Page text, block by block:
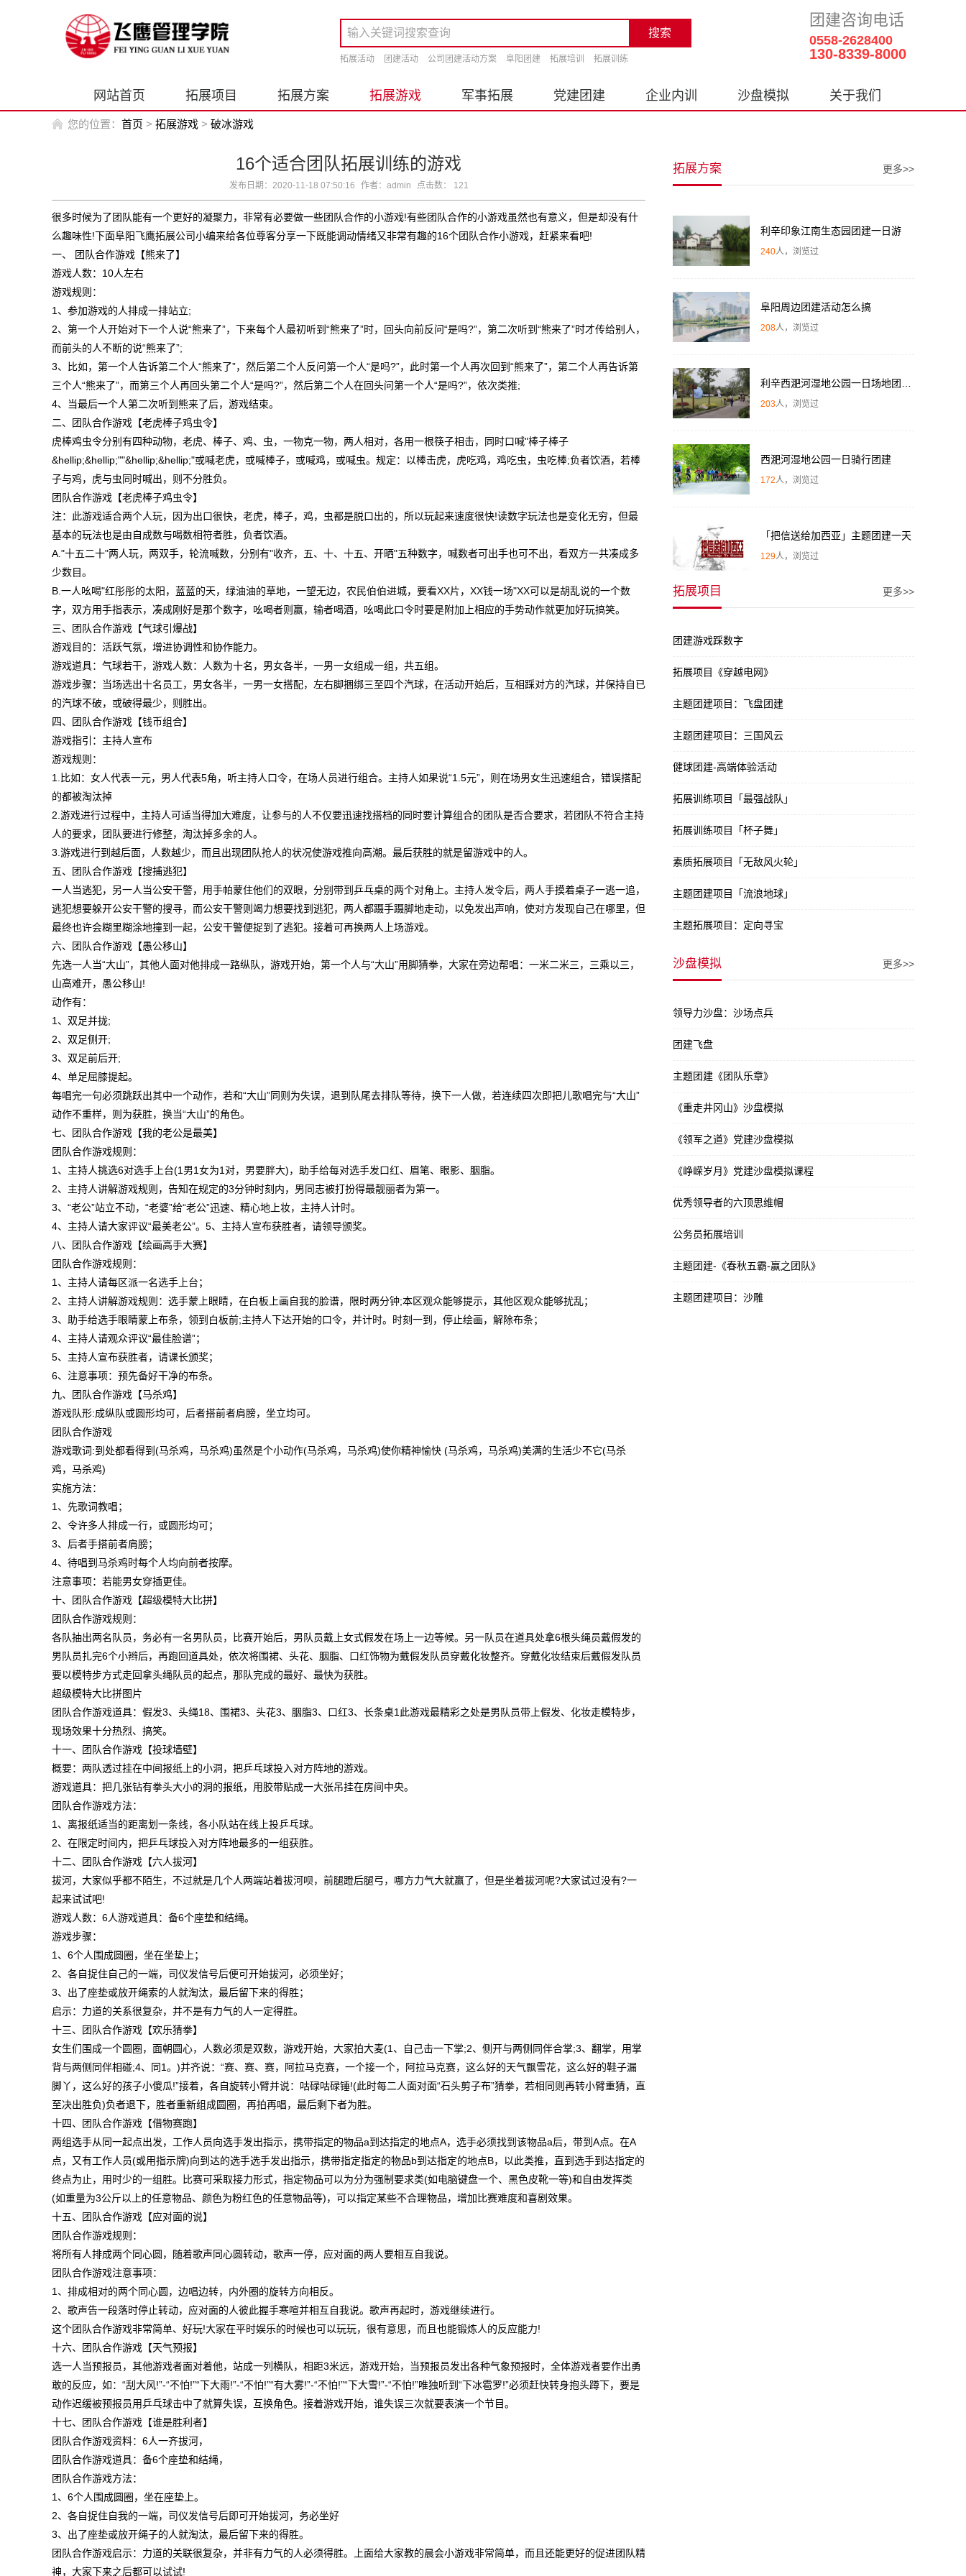
拓展活动 团建活动 公司团建活动方案 阜阳团建 拓展培训 拓展训练
团建咨询电话
0558-2628400
130-8339-8000
网站首页 拓展项目 拓展方案 拓展游戏 军事拓展 党建团建 企业内训 沙盘模拟 关于我们
您的位置： 首页 > 拓展游戏 > 破冰游戏
16个适合团队拓展训练的游戏
发布日期：2020-11-18 07:50:16 作者：admin 点击数： 121
很多时候为了团队能有一个更好的凝聚力，非常有必要做一些团队合作的小游戏!有些团队合作的小游戏虽然也有意义，但是却没有什
么趣味性!下面阜阳飞鹰拓展公司小编来给各位尊客分享一下既能调动情绪又非常有趣的16个团队合作小游戏，赶紧来看吧!
一、 团队合作游戏【熊来了】
游戏人数：10人左右
游戏规则：
1、参加游戏的人排成一排站立;
2、第一个人开始对下一个人说“熊来了”，下来每个人最初听到“熊来了”时，回头向前反问“是吗?”，第二次听到“熊来了”时才传给别人，
而前头的人不断的说“熊来了”;
3、比如，第一个人告诉第二个人“熊来了”，然后第二个人反问第一个人“是吗?”，此时第一个人再次回到“熊来了”，第二个人再告诉第
三个人“熊来了”，而第三个人再回头第二个人“是吗?”，然后第二个人在回头问第一个人“是吗?”，依次类推;
4、当最后一个人第二次听到熊来了后，游戏结束。
二、团队合作游戏【老虎棒子鸡虫令】
虎棒鸡虫令分别有四种动物，老虎、棒子、鸡、虫，一物克一物，两人相对，各用一根筷子相击，同时口喊"棒子棒子
&hellip;&hellip;""&hellip;&hellip;"或喊老虎，或喊棒子，或喊鸡，或喊虫。规定：以棒击虎，虎吃鸡，鸡吃虫，虫吃棒;负者饮酒，若棒
子与鸡，虎与虫同时喊出，则不分胜负。
团队合作游戏【老虎棒子鸡虫令】
注：此游戏适合两个人玩，因为出口很快，老虎，棒子，鸡，虫都是脱口出的，所以玩起来速度很快!读数字玩法也是变化无穷，但最
基本的玩法也是由自成数与喝数相符者胜，负者饮酒。
A."十五二十"两人玩，两双手，轮流喊数，分别有"收齐，五、十、十五、开晒"五种数字，喊数者可出手也可不出，看双方一共凑成多
少数目。
B.一人吆喝"红彤彤的太阳，蓝蓝的天，绿油油的草地，一望无边，农民伯伯进城，要看XX片，XX钱一场"XX可以是胡乱说的一个数
字，双方用手指表示，凑成刚好是那个数字，吆喝者则赢，输者喝酒，吆喝此口令时要是附加上相应的手势动作就更加好玩搞笑。
三、团队合作游戏【气球引爆战】
游戏目的：活跃气氛，增进协调性和协作能力。
游戏道具：气球若干，游戏人数：人数为十名，男女各半，一男一女组成一组，共五组。
游戏步骤：当场选出十名员工，男女各半，一男一女搭配，左右脚捆绑三至四个汽球，在活动开始后，互相踩对方的汽球，并保持自已
的汽球不破，或破得最少，则胜出。
四、团队合作游戏【钱币组合】
游戏指引：主持人宣布
游戏规则：
1.比如：女人代表一元，男人代表5角，听主持人口令，在场人员进行组合。主持人如果说“1.5元”，则在场男女生迅速组合，错误搭配
的都被淘汰掉
2.游戏进行过程中，主持人可适当得加大难度，让参与的人不仅要迅速找搭档的同时要计算组合的团队是否合要求，若团队不符合主持
人的要求，团队要进行修整，淘汰掉多余的人。
3.游戏进行到越后面，人数越少，而且出现团队抢人的状况使游戏推向高潮。最后获胜的就是留游戏中的人。
五、团队合作游戏【搜捕逃犯】
一人当逃犯，另一人当公安干警，用手帕蒙住他们的双眼，分别带到乒乓桌的两个对角上。主持人发令后，两人手摸着桌子一逃一追，
逃犯想要躲开公安干警的搜寻，而公安干警则竭力想要找到逃犯，两人都蹑手蹑脚地走动，以免发出声响，使对方发现自己在哪里，但
最终也许会糊里糊涂地撞到一起，公安干警便捉到了逃犯。接着可再换两人上场游戏。
六、团队合作游戏【愚公移山】
先选一人当“大山”，其他人面对他排成一路纵队，游戏开始，第一个人与“大山”用脚猜拳，大家在旁边帮唱：一米二米三，三乘以三，
山高难开，愚公移山!
动作有：
1、双足并拢;
2、双足侧开;
3、双足前后开;
4、单足屈膝提起。
每唱完一句必须跳跃出其中一个动作，若和“大山”同则为失误，退到队尾去排队等待，换下一人做，若连续四次即把儿歌唱完与“大山”
动作不重样，则为获胜，换当“大山”的角色。
七、团队合作游戏【我的老公是最美】
团队合作游戏规则：
1、主持人挑选6对选手上台(1男1女为1对，男要胖大)，助手给每对选手发口红、眉笔、眼影、胭脂。
2、主持人讲解游戏规则，告知在规定的3分钟时刻内，男同志被打扮得最靓丽者为第一。
3、“老公”站立不动，“老婆”给“老公”迅速、精心地上妆，主持人计时。
4、主持人请大家评议“最美老公”。5、主持人宣布获胜者，请领导颁奖。
八、团队合作游戏【绘画高手大赛】
团队合作游戏规则：
1、主持人请每区派一名选手上台；
2、主持人讲解游戏规则：选手蒙上眼睛，在白板上画自我的脸谱，限时两分钟;本区观众能够提示，其他区观众能够扰乱；
3、助手给选手眼睛蒙上布条，领到白板前;主持人下达开始的口令，并计时。时刻一到，停止绘画，解除布条；
4、主持人请观众评议“最佳脸谱”；
5、主持人宣布获胜者，请课长颁奖；
6、注意事项：预先备好干净的布条。
九、团队合作游戏【马杀鸡】
游戏队形:成纵队或圆形均可，后者搭前者肩膀，坐立均可。
团队合作游戏
游戏歌词:到处都看得到(马杀鸡，马杀鸡)虽然是个小动作(马杀鸡，马杀鸡)使你精神愉快 (马杀鸡，马杀鸡)美满的生活少不它(马杀
鸡，马杀鸡)
实施方法：
1、先歌词教唱；
2、令许多人排成一行，或圆形均可；
3、后者手搭前者肩膀；
4、待唱到马杀鸡时每个人均向前者按摩。
注意事项：若能男女穿插更佳。
十、团队合作游戏【超级模特大比拼】
团队合作游戏规则：
各队抽出两名队员，务必有一名男队员，比赛开始后，男队员戴上女式假发在场上一边等候。另一队员在道具处拿6根头绳员戴假发的
男队员扎完6个小辫后，再跑回道具处，依次将围裙、头花、胭脂、口红饰物为戴假发队员穿戴化妆整齐。穿戴化妆结束后戴假发队员
要以模特步方式走回拿头绳队员的起点，那队完成的最好、最快为获胜。
超级模特大比拼图片
团队合作游戏道具：假发3、头绳18、围裙3、头花3、胭脂3、口红3、长条桌1此游戏最精彩之处是男队员带上假发、化妆走模特步，
现场效果十分热烈、搞笑。
十一、团队合作游戏【投球墙壁】
概要：两队透过挂在中间报纸上的小洞，把乒乓球投入对方阵地的游戏。
游戏道具：把几张钻有拳头大小的洞的报纸，用胶带贴成一大张吊挂在房间中央。
团队合作游戏方法：
1、离报纸适当的距离划一条线，各小队站在线上投乒乓球。
2、在限定时间内，把乒乓球投入对方阵地最多的一组获胜。
十二、团队合作游戏【六人拔河】
拔河，大家似乎都不陌生，不过就是几个人两端站着拔河呗，前腿蹬后腿弓，哪方力气大就赢了，但是坐着拔河呢?大家试过没有?一
起来试试吧!
游戏人数：6人游戏道具：备6个座垫和结绳。
游戏步骤：
1、6个人围成圆圈，坐在坐垫上；
2、各自捉住自己的一端，司仪发信号后便可开始拔河，必须坐好；
3、出了座垫或放开绳索的人就淘汰，最后留下来的得胜；
启示：力道的关系很复杂，并不是有力气的人一定得胜。
十三、团队合作游戏【欢乐猜拳】
女生们围成一个圆圈，面朝圆心，人数必须是双数，游戏开始，大家拍大麦(1、自己击一下掌;2、侧开与两侧同伴合掌;3、翻掌，用掌
背与两侧同伴相碰;4、同1。)并齐说：“赛、赛、赛，阿拉马克赛，一个接一个，阿拉马克赛，这么好的天气飘雪花，这么好的鞋子漏
脚丫，这么好的孩子小傻瓜!”接着，各自旋转小臂并说：咕碌咕碌锤!(此时每二人面对面“石头剪子布”猜拳，若相同则再转小臂重猜，直
至决出胜负)负者退下，胜者重新组成圆圈，再拍再唱，最后剩下者为胜。
十四、团队合作游戏【借物赛跑】
两组选手从同一起点出发，工作人员向选手发出指示，携带指定的物品a到达指定的地点A，选手必须找到该物品a后，带到A点。在A
点，又有工作人员(或用指示牌)向到达的选手选手发出指示，携带指定指定的物品b到达指定的地点B，以此类推，直到选手到达指定的
终点为止，用时少的一组胜。比赛可采取接力形式，指定物品可以为分为强制要求类(如电脑键盘一个、黑色皮靴一等)和自由发挥类
(如重量为3公斤以上的任意物品、颜色为粉红色的任意物品等)，可以指定某些不合理物品，增加比赛难度和喜剧效果。
十五、团队合作游戏【应对面的说】
团队合作游戏规则：
将所有人排成两个同心圆，随着歌声同心圆转动，歌声一停，应对面的两人要相互自我说。
团队合作游戏注意事项：
1、排成相对的两个同心圆，边唱边转，内外圈的旋转方向相反。
2、歌声告一段落时停止转动，应对面的人彼此握手寒喧并相互自我说。歌声再起时，游戏继续进行。
这个团队合作游戏非常简单、好玩!大家在平时娱乐的时候也可以玩玩，很有意思，而且也能锻炼人的反应能力!
十六、团队合作游戏【天气预报】
选一人当预报员，其他游戏者面对着他，站成一列横队，相距3米远，游戏开始，当预报员发出各种气象预报时，全体游戏者要作出勇
敢的反应，如：“刮大风!”-“不怕!”“下大雨!”-“不怕!”“有大雾!”-“不怕!”“下大雪!”-“不怕!”唯独听到“下冰雹罗!”必须赶快转身抱头蹲下，要是
动作迟缓被预报员用乒乓球击中了就算失误，互换角色。接着游戏开始，谁失误三次就要表演一个节目。
十七、团队合作游戏【谁是胜利者】
团队合作游戏资料：6人一齐拔河，
团队合作游戏道具：备6个座垫和结绳，
团队合作游戏方法：
1、6个人围成圆圈，坐在座垫上。
2、各自捉住自我的一端，司仪发信号后即可开始拔河，务必坐好
3、出了座垫或放开绳子的人就淘汰，最后留下来的得胜。
团队合作游戏启示：力道的关联很复杂，并非有力气的人必须得胜。上面给大家教的晨会小游戏非常简单，而且还能更好的促进团队精
神，大家下来之后都可以试试!
拓展方案 更多>>
利辛印象江南生态园团建一日游
240人，浏览过
阜阳周边团建活动怎么搞
208人，浏览过
203人，浏览过
西淝河湿地公园一日骑行团建
172人，浏览过
「把信送给加西亚」主题团建一天
129人，浏览过
拓展项目 更多>>
团建游戏踩数字
拓展项目《穿越电网》
主题团建项目：飞盘团建
主题团建项目：三国风云
健球团建-高端体验活动
拓展训练项目「最强战队」
拓展训练项目「杯子舞」
素质拓展项目「无敌风火轮」
主题团建项目「流浪地球」
主题拓展项目：定向寻宝
沙盘模拟 更多>>
领导力沙盘：沙场点兵
团建飞盘
主题团建《团队乐章》
《重走井冈山》沙盘模拟
《领军之道》党建沙盘模拟
《峥嵘岁月》党建沙盘模拟课程
优秀领导者的六顶思维帽
公务员拓展培训
主题团建-《春秋五霸-赢之团队》
主题团建项目：沙雕